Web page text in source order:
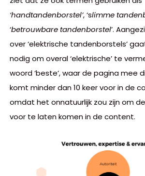
‘handtandenborstel’, ‘slimme
‘betrouwbare tandenborstel’.
over ‘elektrische tandenborstels’
nodig om overal ‘elektrische’ te
woord ‘beste’, waar de pagina mee
komt minder dan 10 keer voor in de
omdat het onnatuurlijk zou zijn om
voor te laten komen in de content.